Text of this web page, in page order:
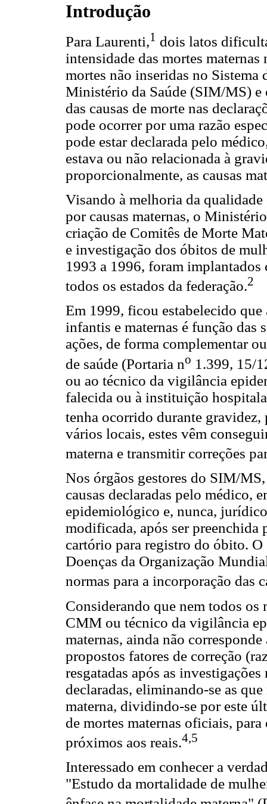
Introdução
Para Laurenti,1 dois latos
intensidade das mortes
mortes não inseridas no
Ministério da Saúde (SIM/MS) e
das causas de morte nas
pode ocorrer por uma razão
pode estar declarada pelo
estava ou não relacionada à
proporcionalmente, as causas
Visando à melhoria da
por causas maternas, o
criação de Comitês de Morte
e investigação dos óbitos de
1993 a 1996, foram implantados
todos os estados da federação.2
Em 1999, ficou estabelecido
infantis e maternas é função das
ações, de forma complementar
de saúde (Portaria no 1.399, 15/
ou ao técnico da vigilância
falecida ou à instituição
tenha ocorrido durante gravidez,
vários locais, estes vêm
materna e transmitir correções
Nos órgãos gestores do SIM/
causas declaradas pelo médico,
epidemiológico e, nunca,
modificada, após ser preenchida
cartório para registro do óbito.
Doenças da Organização
normas para a incorporação das
Considerando que nem todos
CMM ou técnico da vigilância
maternas, ainda não
propostos fatores de correção
resgatadas após as
declaradas, eliminando-se as
materna, dividindo-se por este
de mortes maternas oficiais,
próximos aos reais.4,5
Interessado em conhecer a
"Estudo da mortalidade de